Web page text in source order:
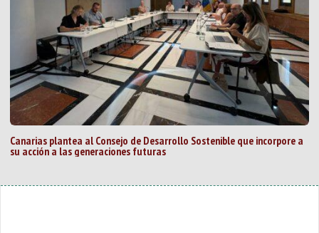
Canarias plantea al Consejo de Desarrollo Sostenible que incorpore a
su acción a las generaciones futuras